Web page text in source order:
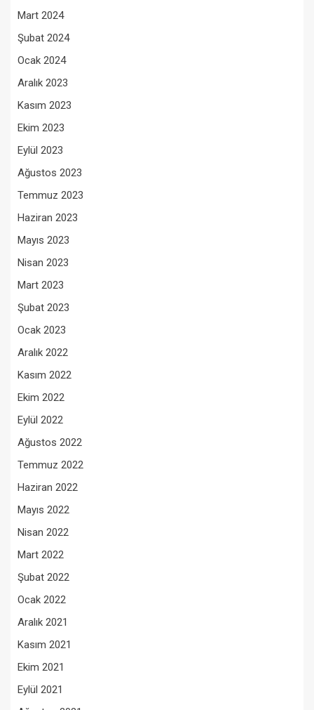
Mart 2024
Şubat 2024
Ocak 2024
Aralık 2023
Kasım 2023
Ekim 2023
Eylül 2023
Ağustos 2023
Temmuz 2023
Haziran 2023
Mayıs 2023
Nisan 2023
Mart 2023
Şubat 2023
Ocak 2023
Aralık 2022
Kasım 2022
Ekim 2022
Eylül 2022
Ağustos 2022
Temmuz 2022
Haziran 2022
Mayıs 2022
Nisan 2022
Mart 2022
Şubat 2022
Ocak 2022
Aralık 2021
Kasım 2021
Ekim 2021
Eylül 2021